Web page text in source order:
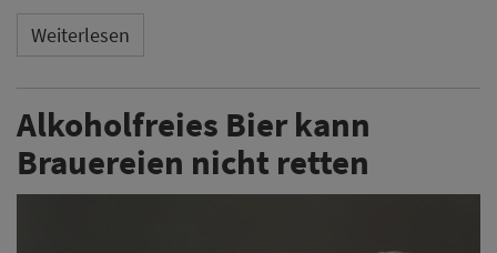
Weiterlesen
Alkoholfreies Bier kann
Brauereien nicht retten